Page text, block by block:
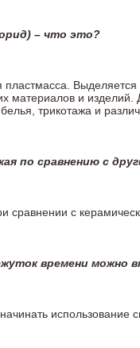
– что это?
материалов и
трикотажа и
по сравнению с
сравнении с
времени можно